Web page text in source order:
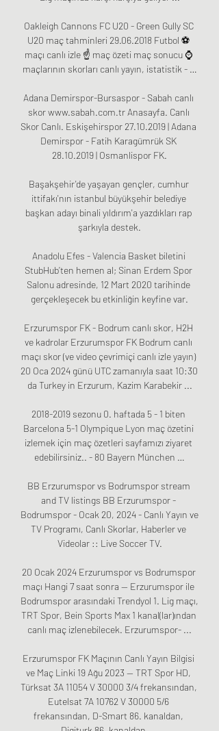
Oakleigh Cannons FC U20 - Green Gully SC
U20 maç tahminleri 29.06.2018 Futbol ⚽
maçı canlı izle ☝ maç özeti maç sonucu ⌚
maçlarının skorları canlı yayın, istatistik - …
Adana Demirspor-Bursaspor - Sabah canlı
skor www.sabah.com.tr Anasayfa. Canlı
Skor Canlı. Eskişehirspor 27.10.2019 | Adana
Demirspor - Fatih Karagümrük SK
28.10.2019 | Osmanlispor FK.
Başakşehir'de yaşayan gençler, cumhur
ittifakı'nın istanbul büyükşehir belediye
başkan adayı binali yıldırım'a yazdıkları rap
şarkıyla destek.
Anadolu Efes - Valencia Basket biletini
StubHub’ten hemen al; Sinan Erdem Spor
Salonu adresinde, 12 Mart 2020 tarihinde
gerçekleşecek bu etkinliğin keyfine var.
Erzurumspor FK - Bodrum canlı skor, H2H
ve kadrolar Erzurumspor FK Bodrum canlı
maçı skor (ve video çevrimiçi canlı izle yayın)
20 Oca 2024 günü UTC zamanıyla saat 10:30
da Turkey in Erzurum, Kazim Karabekir ...
2018-2019 sezonu 0. haftada 5 - 1 biten
Barcelona 5-1 Olympique Lyon maç özetini
izlemek için maç özetleri sayfamızı ziyaret
edebilirsiniz.. - 80 Bayern München …
BB Erzurumspor vs Bodrumspor stream
and TV listings BB Erzurumspor -
Bodrumspor - Ocak 20, 2024 - Canlı Yayın ve
TV Programı, Canlı Skorlar, Haberler ve
Videolar :: Live Soccer TV.
20 Ocak 2024 Erzurumspor vs Bodrumspor
maçı Hangi 7 saat sonra — Erzurumspor ile
Bodrumspor arasındaki Trendyol 1. Lig maçı,
TRT Spor, Bein Sports Max 1 kanal(lar)ından
canlı maç izlenebilecek. Erzurumspor- ...
Erzurumspor FK Maçının Canlı Yayın Bilgisi
ve Maç Linki 19 Ağu 2023 — TRT Spor HD,
Türksat 3A 11054 V 30000 3/4 frekansından,
Eutelsat 7A 10762 V 30000 5/6
frekansından, D-Smart 86. kanaldan,